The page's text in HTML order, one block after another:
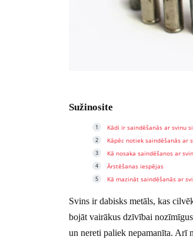
Sužinosite
Kādi ir saindēšanās ar svinu
Kāpēc notiek saindēšanās ar
Kā nosaka saindēšanos ar
Ārstēšanas iespējas
Kā mazināt saindēšanās ar
Svins ir dabisks metāls, kas
bojāt vairākus dzīvībai
un nereti paliek nepamanīta. Arī